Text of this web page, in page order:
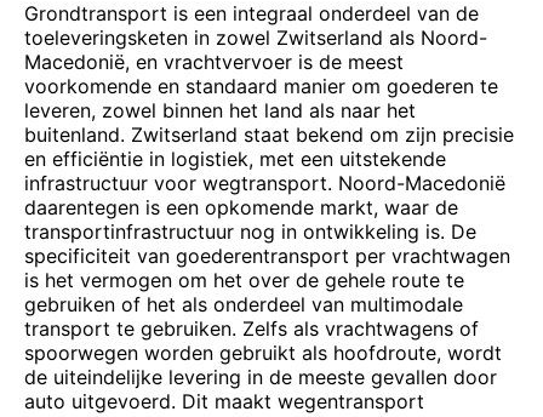
Grondtransport is een integraal onderdeel van de
toeleveringsketen in zowel Zwitserland als Noord-
Macedonië, en vrachtvervoer is de meest
voorkomende en standaard manier om goederen te
leveren, zowel binnen het land als naar het
buitenland. Zwitserland staat bekend om zijn precisie
en efficiëntie in logistiek, met een uitstekende
infrastructuur voor wegtransport. Noord-Macedonië
daarentegen is een opkomende markt, waar de
transportinfrastructuur nog in ontwikkeling is. De
specificiteit van goederentransport per vrachtwagen
is het vermogen om het over de gehele route te
gebruiken of het als onderdeel van multimodale
transport te gebruiken. Zelfs als vrachtwagens of
spoorwegen worden gebruikt als hoofdroute, wordt
de uiteindelijke levering in de meeste gevallen door
auto uitgevoerd. Dit maakt wegentransport